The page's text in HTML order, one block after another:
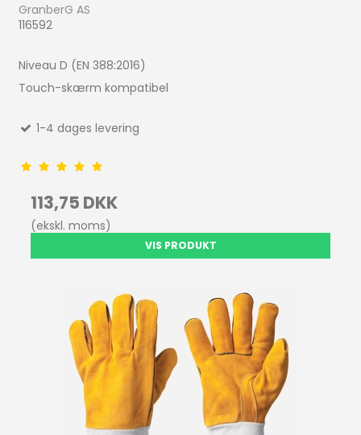
GranberG AS
116592
Niveau D (EN 388:2016)
Touch-skærm kompatibel
1-4 dages levering
113,75 DKK
(ekskl. moms)
VIS PRODUKT